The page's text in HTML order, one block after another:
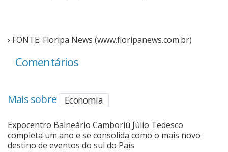
› FONTE: Floripa News (www.floripanews.com.br)
Comentários
Mais sobre Economia
Expocentro Balneário Camboriú Júlio Tedesco
completa um ano e se consolida como o mais novo
destino de eventos do sul do País